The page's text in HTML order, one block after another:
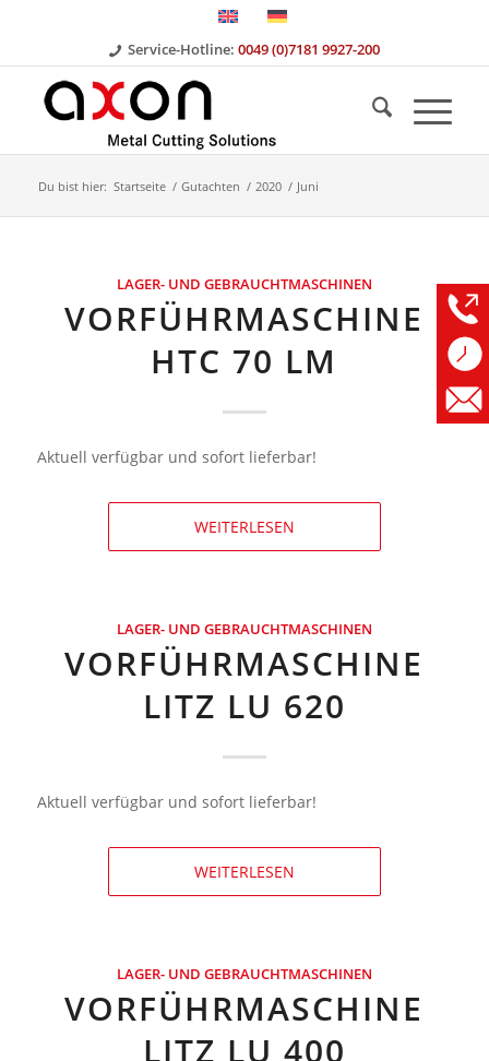
Service-Hotline:0049 (0)7181 9927-200
Du bist hier: Startseite / Gutachten / 2020 / Juni
LAGER- UND GEBRAUCHTMASCHINEN
VORFÜHRMASCHINE
HTC 70 LM
Aktuell verfügbar und sofort lieferbar!
WEITERLESEN
LAGER- UND GEBRAUCHTMASCHINEN
VORFÜHRMASCHINE
LITZ LU 620
Aktuell verfügbar und sofort lieferbar!
WEITERLESEN
LAGER- UND GEBRAUCHTMASCHINEN
VORFÜHRMASCHINE
LITZ LU 400